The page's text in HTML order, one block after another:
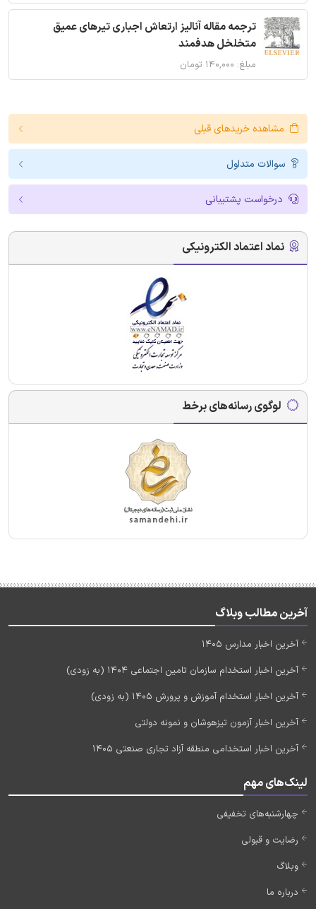
ترجمه مقاله آنالیز ارتعاش اجباری تیرهای عمیق
متخلخل هدفمند
مبلغ: ۱۴۰,۰۰۰ تومان
مشاهده خریدهای قبلی
سوالات متداول
درخواست پشتیبانی
نماد اعتماد الکترونیکی
لوگوی رسانه‌های برخط
آخرین مطالب وبلاگ
آخرین اخبار مدارس 1405
آخرین اخبار استخدام سازمان تامین اجتماعی 1404 (به زودی)
آخرین اخبار استخدام آموزش و پرورش 1405 (به زودی)
آخرین اخبار آزمون تیزهوشان و نمونه دولتی
آخرین اخبار استخدامی منطقه آزاد تجاری صنعتی 1405
لینک‌های مهم
چهارشنبه‌های تخفیفی
رضایت و قبولی
وبلاگ
درباره ما